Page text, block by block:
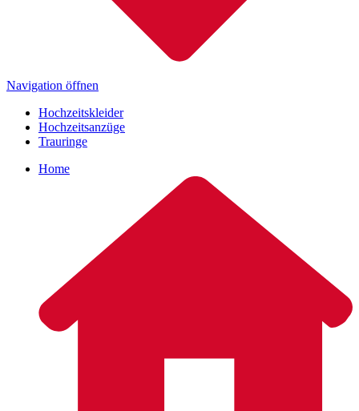
Navigation öffnen
Hochzeitskleider
Hochzeitsanzüge
Trauringe
Home